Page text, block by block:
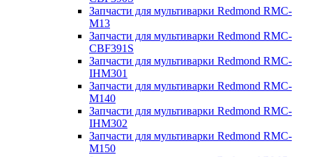
Запчасти для мультиварки Redmond RMC-
M13
Запчасти для мультиварки Redmond RMC-
CBF391S
Запчасти для мультиварки Redmond RMC-
IHM301
Запчасти для мультиварки Redmond RMC-
M140
Запчасти для мультиварки Redmond RMC-
IHM302
Запчасти для мультиварки Redmond RMC-
M150